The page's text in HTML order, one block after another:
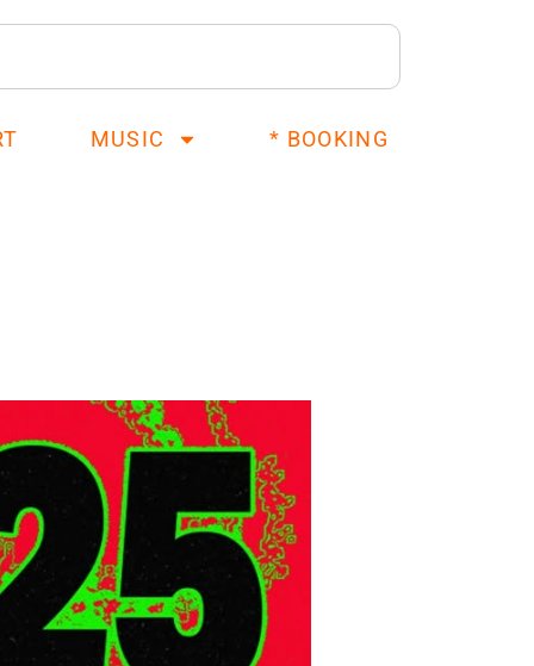
MUSIC * BOOKING